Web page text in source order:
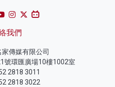
我們
傳媒有限公司
號環匯廣場10樓1002室
2818 3011
2818 3022